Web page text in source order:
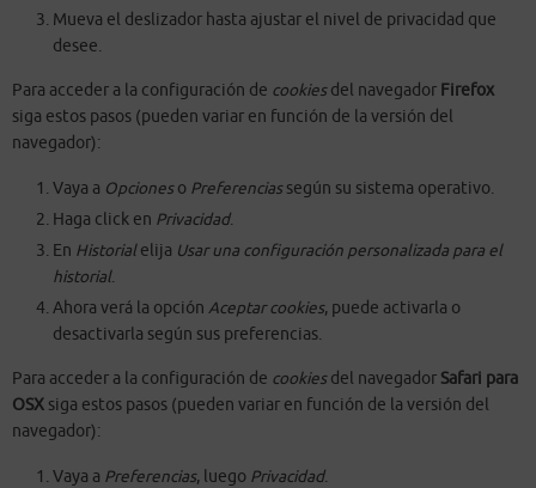
Mueva el deslizador hasta ajustar el nivel de privacidad que
desee.
Para acceder a la configuración de cookiesdel navegador Firefox
siga estos pasos (pueden variar en función de la versión del
navegador):
Vaya a Opcioneso Preferenciassegún su sistema operativo.
Haga click en Privacidad.
En Historialelija Usar una configuración personalizada para el
historial.
Ahora verá la opción Aceptar cookies, puede activarla o
desactivarla según sus preferencias.
Para acceder a la configuración de cookiesdel navegador Safari para
OSX siga estos pasos (pueden variar en función de la versión del
navegador):
Vaya a Preferencias, luego Privacidad.